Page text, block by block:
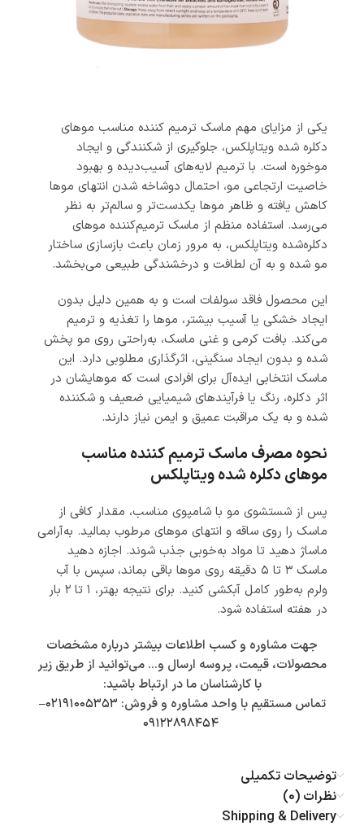
یکی از مزایای مهم ماسک ترمیم کننده مناسب موهای
دکلره شده ویتاپلکس، جلوگیری از شکنندگی و ایجاد
موخوره است. با ترمیم لایه‌های آسیب‌دیده و بهبود
خاصیت ارتجاعی مو، احتمال دوشاخه شدن انتهای موها
کاهش یافته و ظاهر موها یکدست‌تر و سالم‌تر به نظر
می‌رسد. استفاده منظم از ماسک ترمیم‌کننده موهای
دکلره‌شده ویتاپلکس، به مرور زمان باعث بازسازی ساختار
مو شده و به آن لطافت و درخشندگی طبیعی می‌بخشد.
این محصول فاقد سولفات است و به همین دلیل بدون
ایجاد خشکی یا آسیب بیشتر، موها را تغذیه و ترمیم
می‌کند. بافت کرمی و غنی ماسک، به‌راحتی روی مو پخش
شده و بدون ایجاد سنگینی، اثرگذاری مطلوبی دارد. این
ماسک انتخابی ایده‌آل برای افرادی است که موهایشان در
اثر دکلره، رنگ یا فرآیندهای شیمیایی ضعیف و شکننده
شده و به یک مراقبت عمیق و ایمن نیاز دارند.
نحوه مصرف ماسک ترمیم کننده مناسب
موهای دکلره شده ویتاپلکس
پس از شستشوی مو با شامپوی مناسب، مقدار کافی از
ماسک را روی ساقه و انتهای موهای مرطوب بمالید. به‌آرامی
ماساژ دهید تا مواد به‌خوبی جذب شوند. اجازه دهید
ماسک ۳ تا ۵ دقیقه روی موها باقی بماند، سپس با آب
ولرم به‌طور کامل آبکشی کنید. برای نتیجه بهتر، ۱ تا ۲ بار
در هفته استفاده شود.
جهت مشاوره و کسب اطلاعات بیشتر درباره مشخصات
محصولات، قیمت، پروسه ارسال و… می‌توانید از طریق زیر
با کارشناسان ما در ارتباط باشید:
تماس مستقیم با واحد مشاوره و فروش: ۰۲۱۹۱۰۰۵۳۵۳–
۰۹۱۲۲۸۹۸۴۵۴
توضیحات تکمیلی
نظرات (0)
Shipping & Delivery